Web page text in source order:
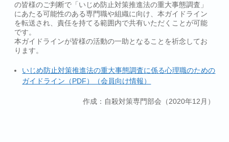
の皆様のご判断で「いじめ防止対策推進法の重大事態調査」
にあたる可能性のある専門職や組織に向け、本ガイドライン
を転送され、責任を持てる範囲内で共有いただくことが可能
です。
本ガイドラインが皆様の活動の一助となることを祈念してお
ります。
いじめ防止対策推進法の重大事態調査に係る心理職のための
ガイドライン（PDF）（会員向け情報）
作成：自殺対策専門部会（2020年12月）